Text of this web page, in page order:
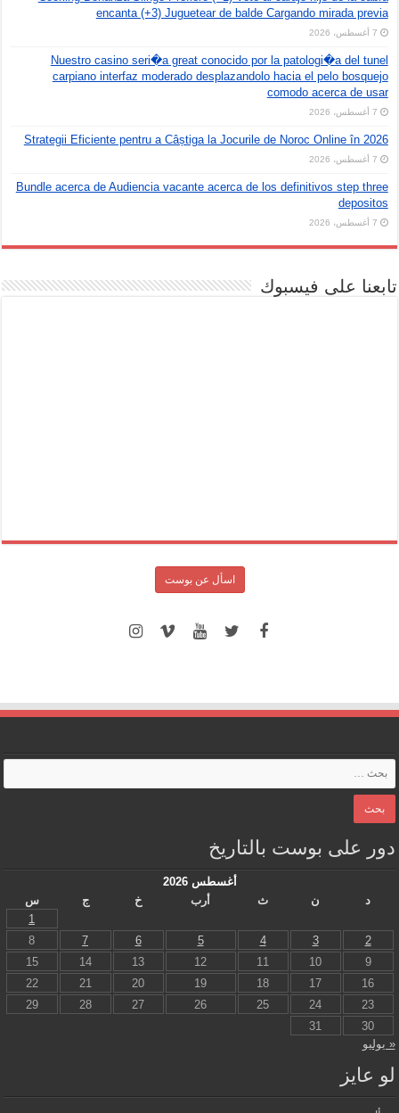
encanta (+3) Juguetear de balde Cargando mirada previa
7 أغسطس، 2026
Nuestro casino seri�a great conocido por la patologi�a del tunel
carpiano interfaz moderado desplazandolo hacia el pelo bosquejo
comodo acerca de usar
7 أغسطس، 2026
Strategii Eficiente pentru a Câștiga la Jocurile de Noroc Online în 2026
7 أغسطس، 2026
Bundle acerca de Audiencia vacante acerca de los definitivos step three
depositos
7 أغسطس، 2026
تابعنا على فيسبوك
اسأل عن بوست
دور على بوست بالتاريخ
أغسطس 2026
د
ن ث أرب خ ج
س
1
2
3
4
5
6
7
8
9
10
11
12
13
14
15
16
17
18
19
20
21
22
23
24
25
26
27
28
29
30
31
« يوليو
لو عايز